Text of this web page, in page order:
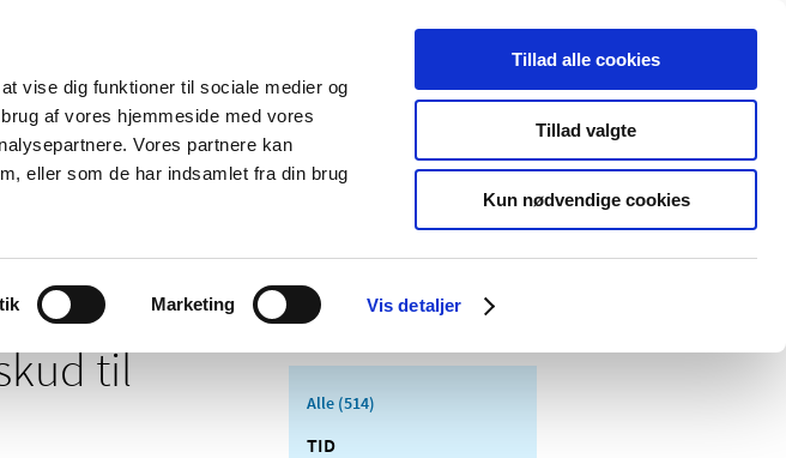
vise dig funktioner til sociale medier og
af vores hjemmeside med vores
Vores partnere kan
eller som de har indsamlet fra din brug
Marketing Vis detaljer
Tillad alle cookies
Tillad valgte
Kun nødvendige cookies
Om os Kontakt Udgivelser
Apoteker og salg af
Medicinsk
Særlige
produktområder
til
Alle (514)
TID